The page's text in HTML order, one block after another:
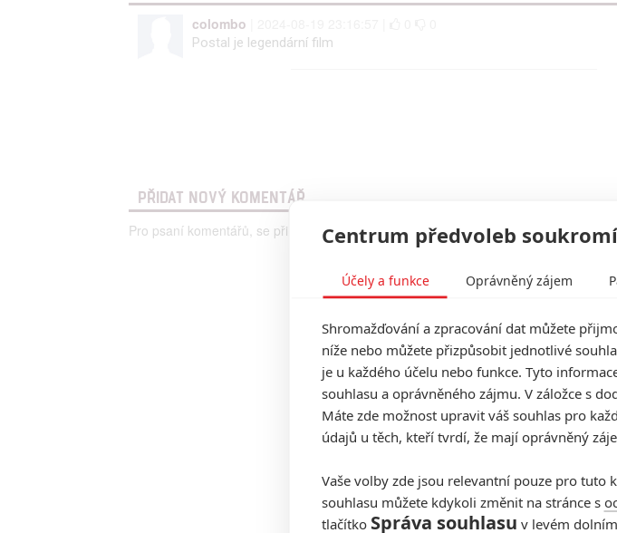
colombo
Postal je legendární film
PŘIDAT NOVÝ KOMENTÁŘ
Pro psaní komentářů, se přihlašte.Centrum předvoleb soukromí
Účely a funkce Oprávněný zájem
Shromažďování a zpracování dat můžete
níže nebo můžete přizpůsobit jednotlivé
je u každého účelu nebo funkce. Tyto
souhlasu a oprávněného zájmu. V záložce s
Máte zde možnost upravit váš souhlas pro
údajů u těch, kteří tvrdí, že mají oprávněný
Vaše volby zde jsou relevantní pouze pro tuto
souhlasu můžete kdykoli změnit na stránce s
tlačítko Správa souhlasu v levém